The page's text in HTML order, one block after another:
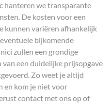
hanteren we transparante
De kosten voor een
kunnen variëren afhankelijk
bijkomende
zullen een grondige
een duidelijke prijsopgave
Zo weet je altijd
en kom je niet voor
contact met ons op of